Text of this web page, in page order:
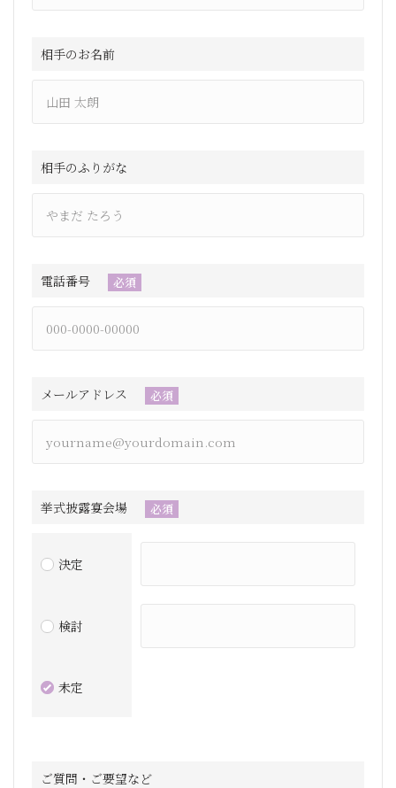
相手のお名前
相手のふりがな
電話番号 必須
メールアドレス 必須
挙式披露宴会場 必須
決定
検討
未定
ご質問・ご要望など